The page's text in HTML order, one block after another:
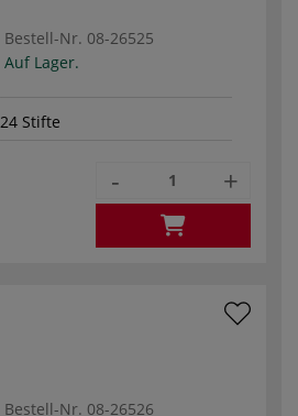
Bestell-Nr. 08-26525
Auf Lager.
24 Stifte
- +
Bestell-Nr. 08-26526